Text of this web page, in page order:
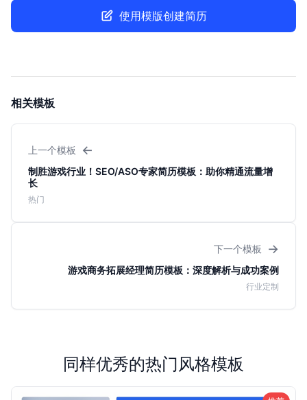
使用模版创建简历
相关模板
上一个模板 ←
制胜游戏行业！SEO/ASO专家简历模板：助你精通流量增
长
热门
下一个模板 →
游戏商务拓展经理简历模板：深度解析与成功案例
行业定制
同样优秀的热门风格模板